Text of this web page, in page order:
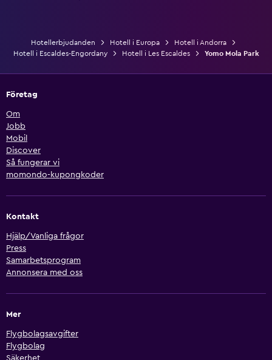
Hotellerbjudanden Hotell i Europa
Hotell i Andorra
Hotell i Escaldes-Engordany
Hotell i Les Escaldes Yomo Mola Park
Företag
Om
Jobb
Mobil
Discover
Så fungerar vi
momondo-kupongkoder
Kontakt
Hjälp/Vanliga frågor
Press
Samarbetsprogram
Annonsera med oss
Mer
Flygbolagsavgifter
Flygbolag
Säkerhet